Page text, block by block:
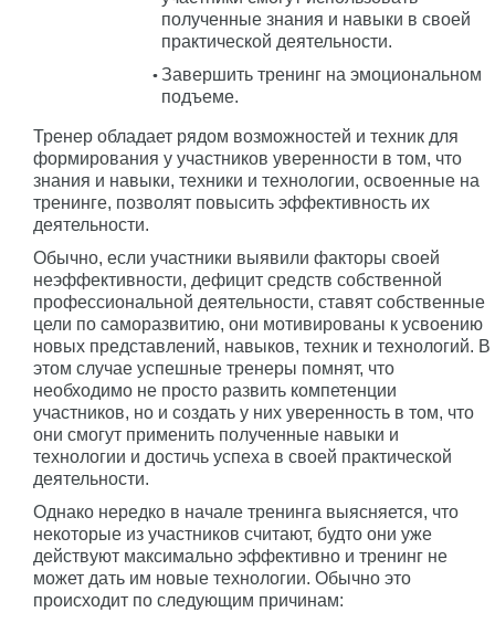
полученные знания и навыки в своей
практической деятельности.
Завершить тренинг на эмоциональном
подъеме.
Тренер обладает рядом возможностей и техник для
формирования у участников уверенности в том, что
знания и навыки, техники и технологии, освоенные на
тренинге, позволят повысить эффективность их
деятельности.
Обычно, если участники выявили факторы своей
неэффективности, дефицит средств собственной
профессиональной деятельности, ставят собственные
цели по саморазвитию, они мотивированы к усвоению
новых представлений, навыков, техник и технологий. В
этом случае успешные тренеры помнят, что
необходимо не просто развить компетенции
участников, но и создать у них уверенность в том, что
они смогут применить полученные навыки и
технологии и достичь успеха в своей практической
деятельности.
Однако нередко в начале тренинга выясняется, что
некоторые из участников считают, будто они уже
действуют максимально эффективно и тренинг не
может дать им новые технологии. Обычно это
происходит по следующим причинам: